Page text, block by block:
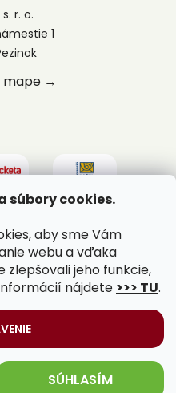
súbory cookies.
aby sme Vám
webu a vďaka
zlepšovali jeho funkcie,
nájdete >>> TU.
SÚHLASÍM
s. r. o.
1
mape →
. Všetky práva vyhradené.
cookies